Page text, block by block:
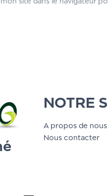
NOTRE
A propos de nous
Nous contacter